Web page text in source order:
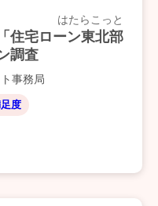
はたらこっと
住宅ローン東北部
調査
事務局
度